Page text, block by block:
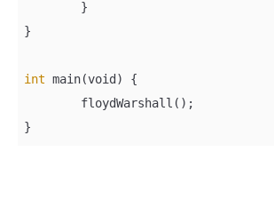
}
int main(void) {
}